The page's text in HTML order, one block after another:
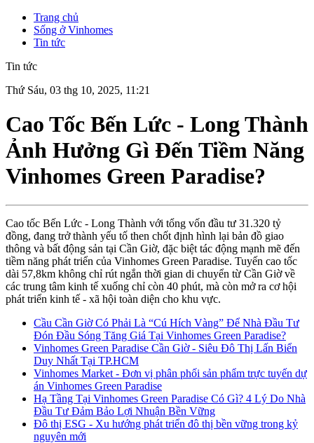
Trang chủ
Sống ở Vinhomes
Tin tức
Tin tức
Thứ Sáu, 03 thg 10, 2025, 11:21
Cao Tốc Bến Lức - Long Thành
Ảnh Hưởng Gì Đến Tiềm Năng
Vinhomes Green Paradise?
Cao tốc Bến Lức - Long Thành với tổng vốn đầu tư 31.320 tỷ
đồng, đang trở thành yếu tố then chốt định hình lại bản đồ giao
thông và bất động sản tại Cần Giờ, đặc biệt tác động mạnh mẽ đến
tiềm năng phát triển của Vinhomes Green Paradise. Tuyến cao tốc
dài 57,8km không chỉ rút ngắn thời gian di chuyển từ Cần Giờ về
các trung tâm kinh tế xuống chỉ còn 40 phút, mà còn mở ra cơ hội
phát triển kinh tế - xã hội toàn diện cho khu vực.
Cầu Cần Giờ Có Phải Là “Cú Hích Vàng” Để Nhà Đầu Tư
Đón Đầu Sóng Tăng Giá Tại Vinhomes Green Paradise?
Vinhomes Green Paradise Cần Giờ - Siêu Đô Thị Lấn Biển
Duy Nhất Tại TP.HCM
Vinhomes Market - Đơn vị phân phối sản phẩm trực tuyến dự
án Vinhomes Green Paradise
Hạ Tầng Tại Vinhomes Green Paradise Có Gì? 4 Lý Do Nhà
Đầu Tư Đảm Bảo Lợi Nhuận Bền Vững
Đô thị ESG - Xu hướng phát triển đô thị bền vững trong kỷ
nguyên mới